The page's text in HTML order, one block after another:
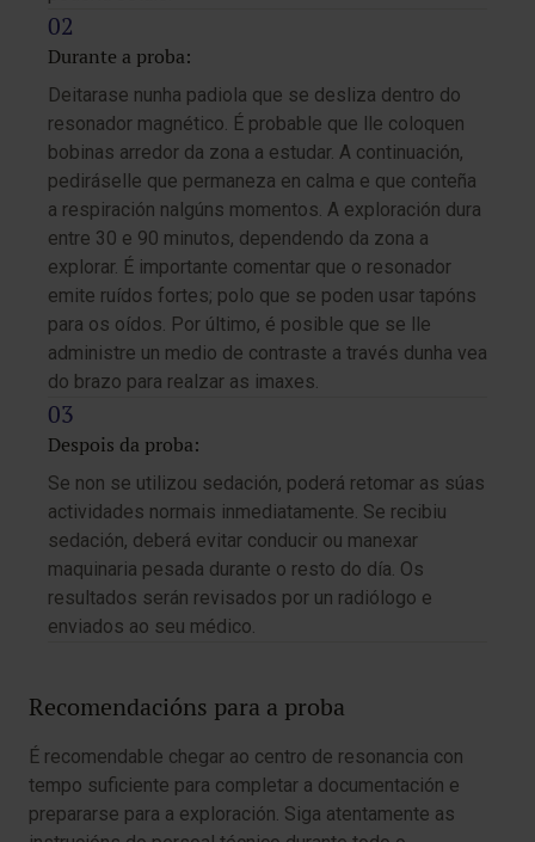
Durante a proba:
Deitarase nunha padiola que se desliza dentro do
resonador magnético. É probable que lle coloquen
bobinas arredor da zona a estudar. A continuación,
pediráselle que permaneza en calma e que conteña
a respiración nalgúns momentos. A exploración dura
entre 30 e 90 minutos, dependendo da zona a
explorar. É importante comentar que o resonador
emite ruídos fortes; polo que se poden usar tapóns
para os oídos. Por último, é posible que se lle
administre un medio de contraste a través dunha vea
do brazo para realzar as imaxes.
Despois da proba:
Se non se utilizou sedación, poderá retomar as súas
actividades normais inmediatamente. Se recibiu
sedación, deberá evitar conducir ou manexar
maquinaria pesada durante o resto do día. Os
resultados serán revisados por un radiólogo e
enviados ao seu médico.
Recomendacións para a proba
É recomendable chegar ao centro de resonancia con
tempo suficiente para completar a documentación e
prepararse para a exploración. Siga atentamente as